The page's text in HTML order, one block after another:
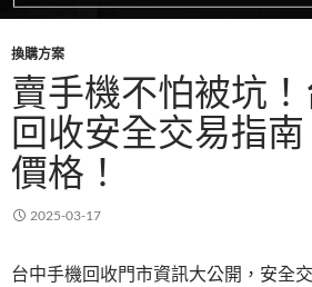
換購方案
賣手機不怕被坑
回收安全交易指
價格！
2025-03-17
台中手機回收門市資訊大公開，安全